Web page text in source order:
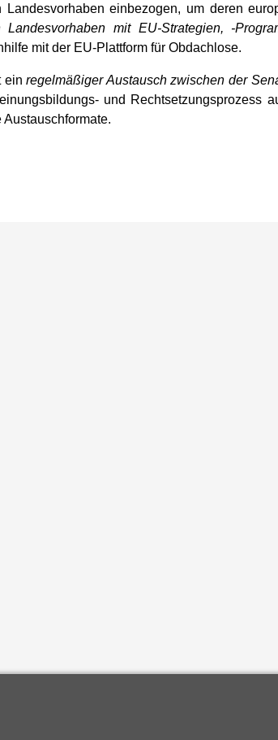
einbezogen, um deren
mit EU-Strategien, -
mit der EU-Plattform für Obdachlose.
einregelmäßiger Austausch zwischen der
und Rechtsetzungsprozess